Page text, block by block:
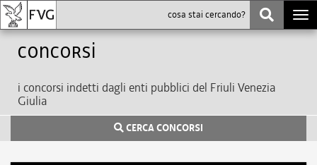
Concorsi
i concorsi indetti dagli enti pubblici del Friuli Venezia
Giulia
CERCA CONCORSI